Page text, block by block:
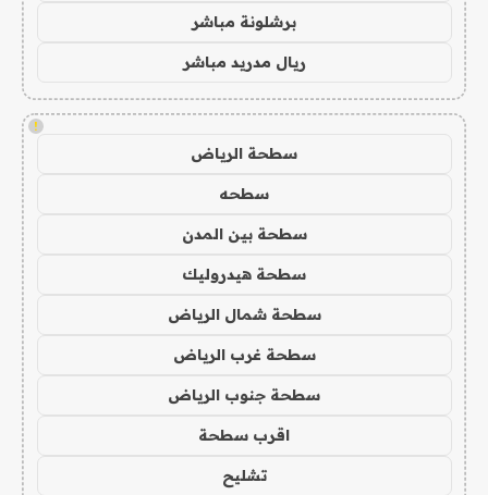
برشلونة مباشر
ريال مدريد مباشر
!
سطحة الرياض
سطحه
سطحة بين المدن
سطحة هيدروليك
سطحة شمال الرياض
سطحة غرب الرياض
سطحة جنوب الرياض
اقرب سطحة
تشليح